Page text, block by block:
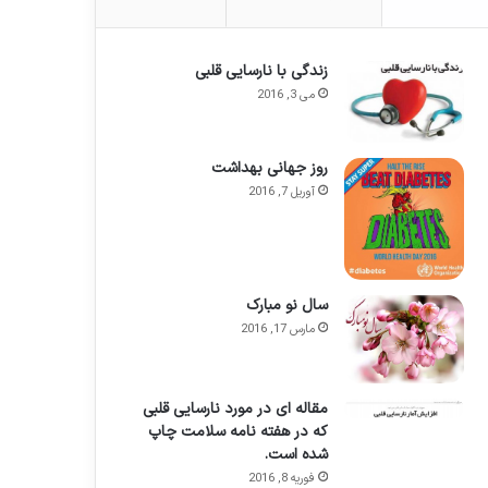
زندگی با نارسایی قلبی
می 3, 2016
روز جهانی بهداشت
آوریل 7, 2016
سال نو مبارک
مارس 17, 2016
مقاله ای در مورد نارسایی قلبی
که در هفته نامه سلامت چاپ
شده است.
فوریه 8, 2016